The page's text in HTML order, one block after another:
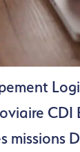
CDI
missions